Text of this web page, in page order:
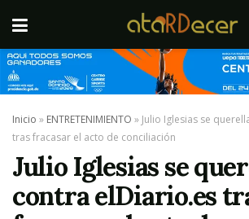
Inicio » ENTRETENIMIENTO » Julio Iglesias se
tras fracasar el acto de conciliación
Julio Iglesias se
contra elDiario.es